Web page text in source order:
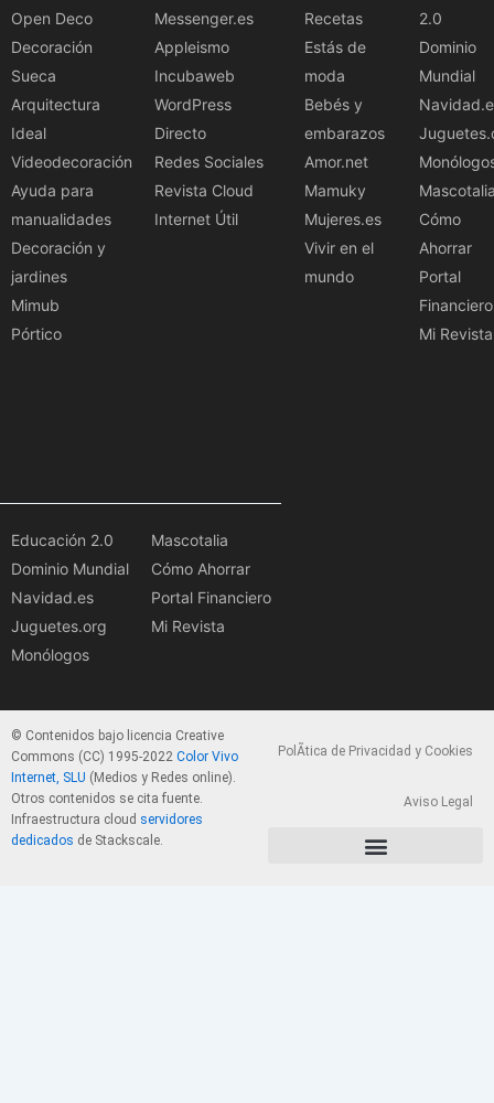
Open Deco
Decoración
Sueca
Arquitectura
Ideal
Videodecoración
Ayuda para
manualidades
Decoración y
jardines
Mimub
Pórtico
Messenger.es
Appleismo
Incubaweb
WordPress
Directo
Redes Sociales
Revista Cloud
Internet Útil
Recetas
Estás de
moda
Bebés y
embarazos
Amor.net
Mamuky
Mujeres.es
Vivir en el
mundo
2.0
Dominio
Mundial
Cómo
Ahorrar
Portal
Financiero
Mi Revista
Educación 2.0
Dominio Mundial
Navidad.es
Juguetes.org
Monólogos
Mascotalia
Cómo Ahorrar
Portal Financiero
Mi Revista
© Contenidos bajo licencia Creative
Commons (CC) 1995-2022 Color Vivo
Internet, SLU (Medios y Redes online).
Otros contenidos se cita fuente.
Infraestructura cloud servidores
dedicados de Stackscale.
PolÃ­tica de Privacidad y Cookies
Aviso Legal